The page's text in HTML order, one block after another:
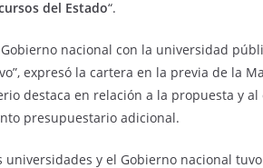
del Estado“.
nacional con la universidad
expresó la cartera en la previa de la
destaca en relación a la propuesta y
presupuestario adicional.
universidades y el Gobierno nacional